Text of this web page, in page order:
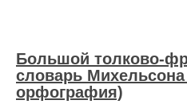
Большой толково-
словарь
орфография)